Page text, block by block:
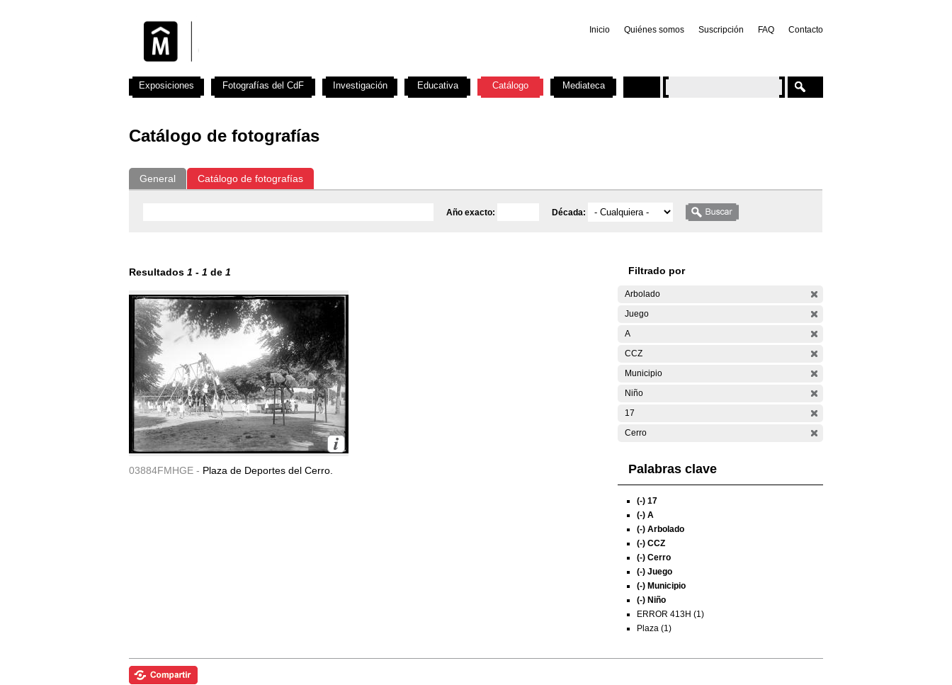
Inicio Quiénes somos Suscripción FAQ Contacto
Catálogo de fotografías
General Catálogo de fotografías
Año exacto: Década:
Resultados 1 - 1 de 1
03884FMHGE - Plaza de Deportes del Cerro.
Filtrado por
Arbolado
Juego
A
CCZ
Municipio
Niño
17
Cerro
Palabras clave
(-) 17
(-) A
(-) Arbolado
(-) CCZ
(-) Cerro
(-) Juego
(-) Municipio
(-) Niño
ERROR 413H (1)
Plaza (1)
Exposiciones Fotografías del CdF Investigación Educativa Catálogo Mediateca